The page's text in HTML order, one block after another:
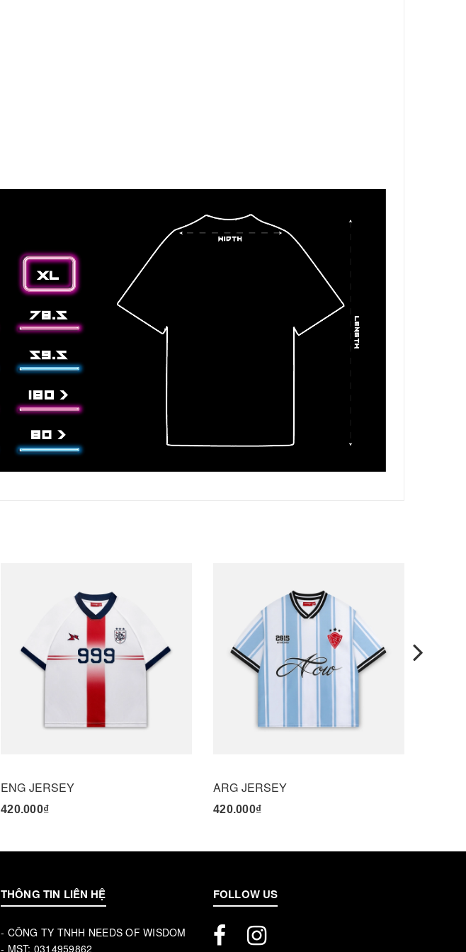
ENG JERSEY
420.000₫
ARG JERSEY
420.000₫
THÔNG TIN LIÊN HỆ
- CÔNG TY TNHH NEEDS OF WISDOM
- MST: 0314959862
FOLLOW US